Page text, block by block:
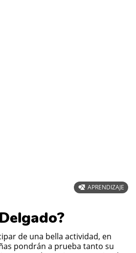
APRENDIZAJE
pondrán a prueba tanto su